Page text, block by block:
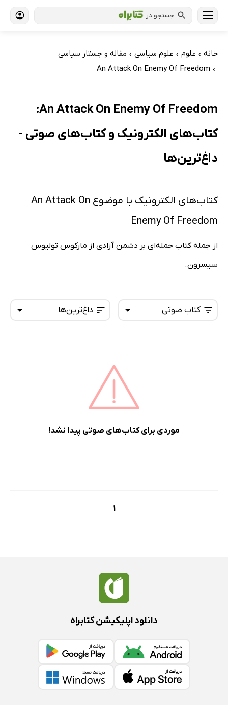
جستجو در
خانه › علوم › علوم سیاسی › مقاله و جستار سیاسی
›
An Attack On Enemy Of Freedom
An Attack On Enemy Of Freedom:
کتاب‌های الکترونیک و کتاب‌های صوتی -
داغ‌ترین‌ها
کتاب‌های الکترونیک با موضوع An Attack On
Enemy Of Freedom
از جمله کتاب حمله‌ای بر دشمن آزادی از مارکوس تولیوس
سیسرون.
داغ‌ترین‌ها
پرفروش‌ها
پربحث‌ها
کتاب صوتی
موردی برای کتاب‌های صوتی پیدا نشد!
1
دانلود اپلیکیشن کتابراه